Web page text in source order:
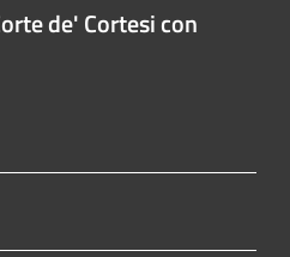
de' Cortesi con